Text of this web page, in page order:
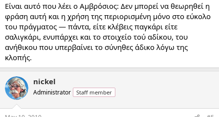
Είναι αυτό που λέει ο Αμβρόσιος: Δεν μπορεί να θεωρηθεί η
φράση αυτή και η χρήση της περιορισμένη μόνο στο εύκολο
του πράγματος — πάντα, είτε κλέβεις παγκάρι είτε
σαλιγκάρι, ενυπάρχει και το στοιχείο τού αδίκου, του
ανήθικου που υπερβαίνει το σύνηθες άδικο λόγω της
κλοπής.
nickel
Administrator Staff member